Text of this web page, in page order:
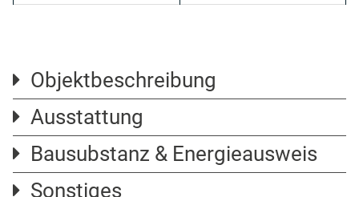
Objektbeschreibung
Einziehen und Wohlfühlen! Ihr neues Zuhause wartet
auf Sie!
Zum Verkauf steht ein hochwertig saniertes
Ausstattung
Ausgebauter Dachboden
Ausgebauter Keller
Bausubstanz & Energieausweis
Sonstiges